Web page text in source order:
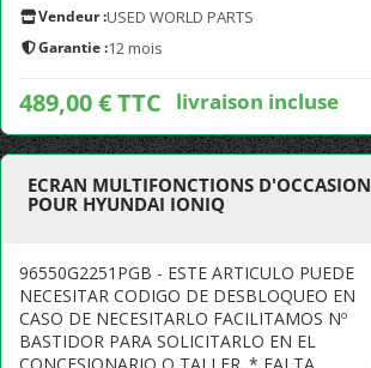
Vendeur :USED WORLD PARTS
Garantie :12 mois
489,00 € TTC livraison incluse
ECRAN MULTIFONCTIONS D'OCCASION
POUR HYUNDAI IONIQ
96550G2251PGB - ESTE ARTICULO PUEDE
NECESITAR CODIGO DE DESBLOQUEO EN
CASO DE NECESITARLO FACILITAMOS Nº
BASTIDOR PARA SOLICITARLO EN EL